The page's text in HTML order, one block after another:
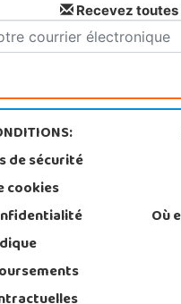
Recevez
de sécurité
cookies
Où